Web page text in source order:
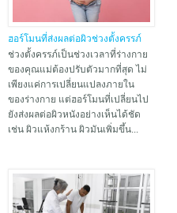
ฮอร์โมนที่ส่งผลต่อผิวช่วงตั้งครรภ์
พร้อมวิธีดูแลผิวด้วยครีมสำหรับคน
ท้อง
ช่วงตั้งครรภ์เป็นช่วงเวลาที่ร่างกาย
ของคุณแม่ต้องปรับตัวมากที่สุด ไม่
เพียงแค่การเปลี่ยนแปลงภายใน
ของร่างกาย แต่ฮอร์โมนที่เปลี่ยนไป
ยังส่งผลต่อผิวหนังอย่างเห็นได้ชัด
เช่น ผิวแห้งกร้าน ผิวมันเพิ่มขึ้น...